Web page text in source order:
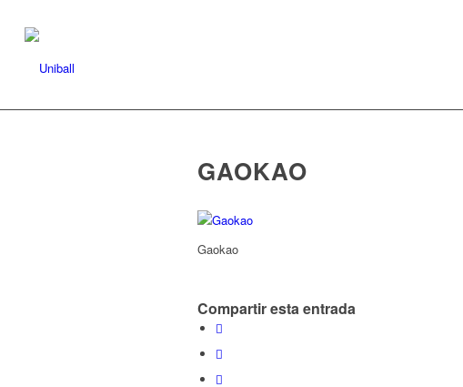
GAOKAO
Gaokao
Compartir esta entrada